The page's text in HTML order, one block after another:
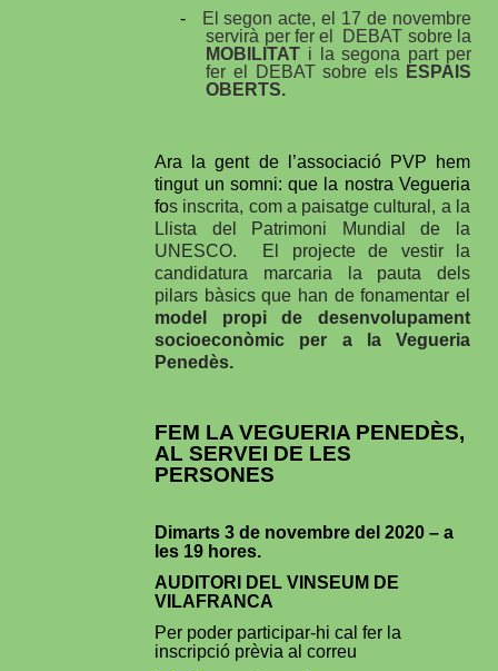
-
El segon acte, el 17 de novembre
servirà per fer el
DEBAT sobre la
MOBILITAT i la segona part per
fer el DEBAT sobre els ESPAIS
OBERTS.
Ara la gent de l’associació PVP hem
tingut un somni: que la nostra Vegueria
fos inscrita, com a paisatge cultural, a la
Llista del Patrimoni Mundial de la
UNESCO.
El projecte de vestir la
candidatura marcaria la pauta dels
pilars bàsics que han de fonamentar el
model propi de desenvolupament
socioeconòmic per a la Vegueria
Penedès.
FEM LA VEGUERIA PENEDÈS,
AL SERVEI DE LES
PERSONES
Dimarts 3 de novembre del 2020 – a
les 19 hores.
AUDITORI DEL VINSEUM DE
VILAFRANCA
Per poder participar-hi cal fer la
inscripció prèvia al correu